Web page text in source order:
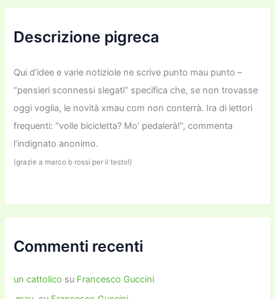
a
Descrizione pigreca
Qui d’idee e varie notiziole ne scrive punto mau punto –
“pensieri sconnessi slegati” specifica che, se non trovasse
oggi voglia, le novità xmau com non conterrà. Ira di lettori
frequenti: “volle bicicletta? Mo’ pedalerà!”, commenta
l’indignato anonimo.
(grazie a marco b rossi per il testo!)
Commenti recenti
un cattolico su Francesco Guccini